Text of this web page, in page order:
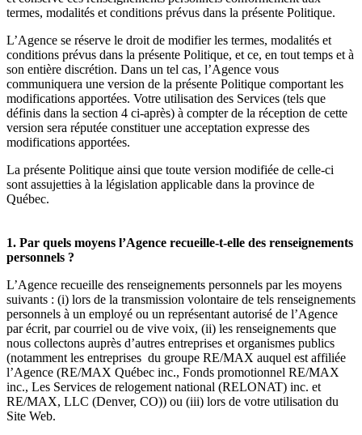
termes, modalités et conditions prévus dans la présente Politique.
L’Agence se réserve le droit de modifier les termes, modalités et
conditions prévus dans la présente Politique, et ce, en tout temps et à
son entière discrétion. Dans un tel cas, l’Agence vous
communiquera une version de la présente Politique comportant les
modifications apportées. Votre utilisation des Services (tels que
définis dans la section 4 ci-après) à compter de la réception de cette
version sera réputée constituer une acceptation expresse des
modifications apportées.
La présente Politique ainsi que toute version modifiée de celle-ci
sont assujetties à la législation applicable dans la province de
Québec.
1. Par quels moyens l’Agence recueille-t-elle des renseignements
personnels ?
L’Agence recueille des renseignements personnels par les moyens
suivants : (i) lors de la transmission volontaire de tels renseignements
personnels à un employé ou un représentant autorisé de l’Agence
par écrit, par courriel ou de vive voix, (ii) les renseignements que
nous collectons auprès d’autres entreprises et organismes publics
(notamment les entreprises du groupe RE/MAX auquel est affiliée
l’Agence (RE/MAX Québec inc., Fonds promotionnel RE/MAX
inc., Les Services de relogement national (RELONAT) inc. et
RE/MAX, LLC (Denver, CO)) ou (iii) lors de votre utilisation du
Site Web.